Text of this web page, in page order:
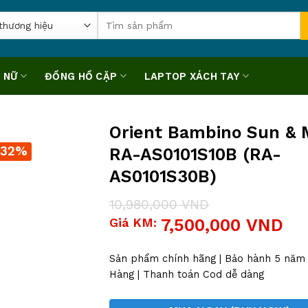
Tìm
kiếm:
NỮ ĐỒNG HỒ CẶP LAPTOP XÁCH TAY
Orient Bambino Sun &
RA-AS0101S10B (RA-
AS0101S30B)
10,980,000VND
Giá
10,980,000 VND.
7,500,000VND
Giá
là:
7,500,000 VND.
Giá KM:
Sản phẩm chính hãng | Bảo hành 5 năm
Hàng | Thanh toán Cod dễ dàng